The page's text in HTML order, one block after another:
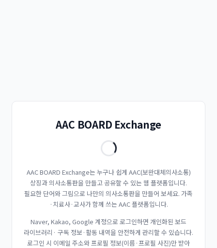
AAC BOARD Exchange
AAC BOARD Exchange는 누구나 쉽게 AAC(보완대체의사소통)
상징과 의사소통판을 만들고 공유할 수 있는 웹 플랫폼입니다.
필요한 단어와 그림으로 나만의 의사소통판을 만들어 보세요. 가족
·치료사·교사가 함께 쓰는 AAC 플랫폼입니다.
Naver, Kakao, Google 계정으로 로그인하면 개인화된 보드
라이브러리· 구독 정보·활동 내역을 안전하게 관리할 수 있습니다.
로그인 시 이메일 주소와 프로필 정보(이름·프로필 사진)만 받아